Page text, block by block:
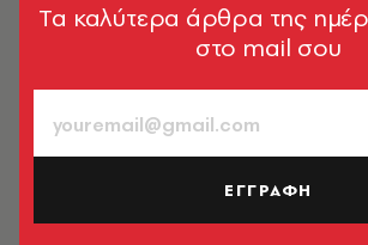
Δημήτρης Καραθάνος
ΑΚΟΥΣΕ ΤΟ
Tα καλύτερα άρθρα της
στο mail σου
ΕΓΓΡΑΦΗ